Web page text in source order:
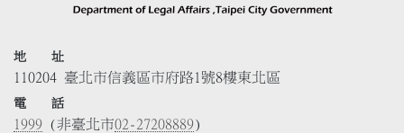
地 址
110204 臺北市信義區市府路1號8樓東北區
電 話
1999 (非臺北市02-27208889)